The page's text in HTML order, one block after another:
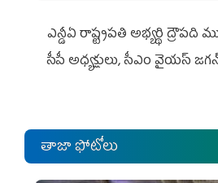
ఎన్డీఏ రాష్ట్ర‌ప‌తి అభ్య‌ర్థి ద్రౌప‌ది
సీపీ అధ్య‌క్షులు, సీఎం వైయ‌స్
తాజా ఫోటోలు